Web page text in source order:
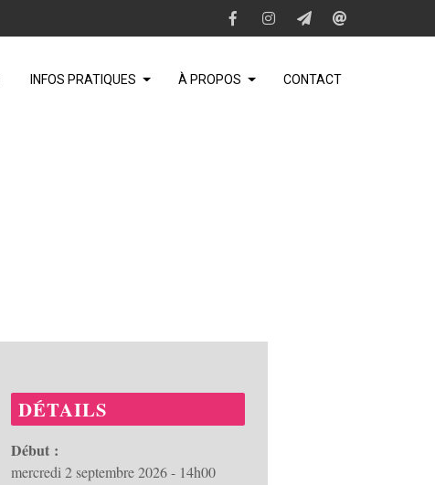
INFOS PRATIQUES À PROPOS CONTACT
DÉTAILS
Début :
mercredi 2 septembre 2026 - 14h00